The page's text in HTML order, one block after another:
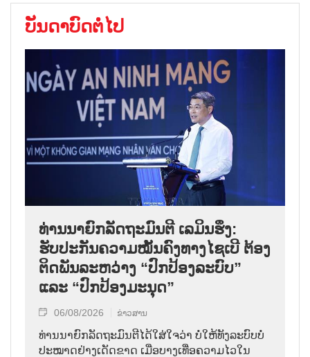
ບັນດາບົດຕໍ່ໄປ
ທ່ານນາຍົກລັດຖະມົນຕີ ເລມິນຮຶງ:
ຮັບປະກັນຄວາມໝັ້ນຄົງທາງໄຊເບີ ຕ້ອງ
ຕິດພັນລະຫວ່າງ “ປົກປ້ອງລະບົບ”
ແລະ “ປົກປ້ອງມະນຸດ”
06/08/2026 ຂ່າວສານ
ທ່ານນາຍົກລັດຖະມົນຕີໄດ້ໃສ່ໃຈວ່າ ບໍ່ໃຫ້ທັງລະບົບບໍ່
ປະໝາດຢ່າງເດັດຂາດ ເມື່ອບາງເທື່ອຄວາມໄວໃນ